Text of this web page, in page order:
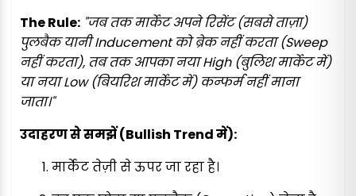
The Rule: "जब तक मार्केट अपने रिसेंट (सबसे ताज़ा)
पुलबैक यानी Inducement को ब्रेक नहीं करता (Sweep
नहीं करता), तब तक आपका नया High (बुलिश मार्केट में)
या नया Low (बियरिश मार्केट में) कन्फर्म नहीं माना
जाता।"
उदाहरण से समझें (Bullish Trend में):
मार्केट तेज़ी से ऊपर जा रहा है।